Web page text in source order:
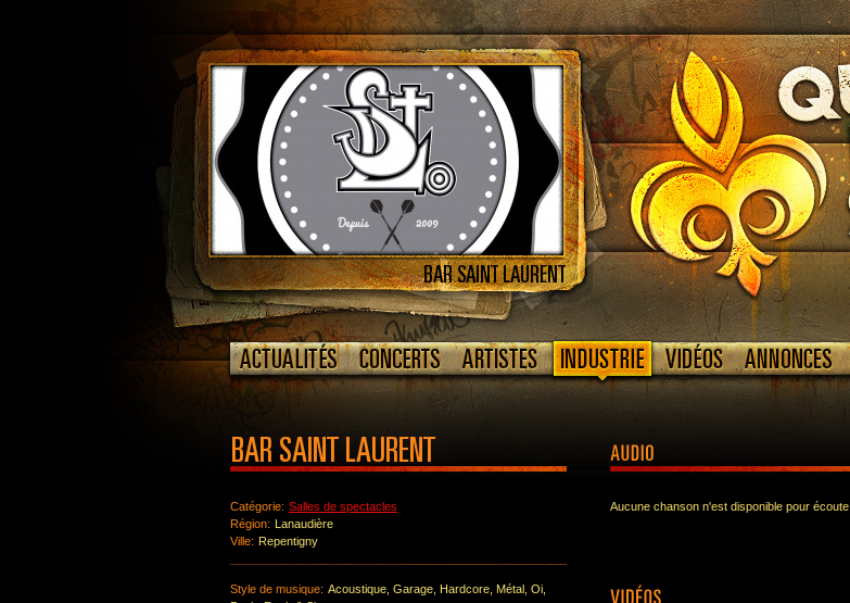
Catégorie: Salles de spectacles
Région: Lanaudière
Ville: Repentigny
Style de musique: Acoustique, Garage, Hardcore, Métal, Oi,
Aucune chanson n'est disponible pour écoute